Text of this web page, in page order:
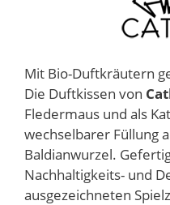
Mit Bio-Duftkräutern
Die Duftkissen von
Fledermaus und als
wechselbarer Füllung
Baldianwurzel.
Nachhaltigkeits- und
ausgezeichneten